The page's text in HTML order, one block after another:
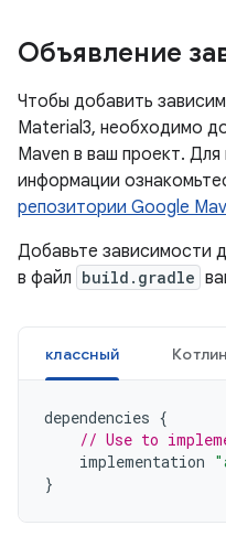
Объявление
Чтобы добавить
Material3, необходимо
Maven в ваш проект.
информации
репозитории Google
Добавьте зависимости
в файл build.gradle
классный Котлин
dependencies {
// Use to
implementation
}